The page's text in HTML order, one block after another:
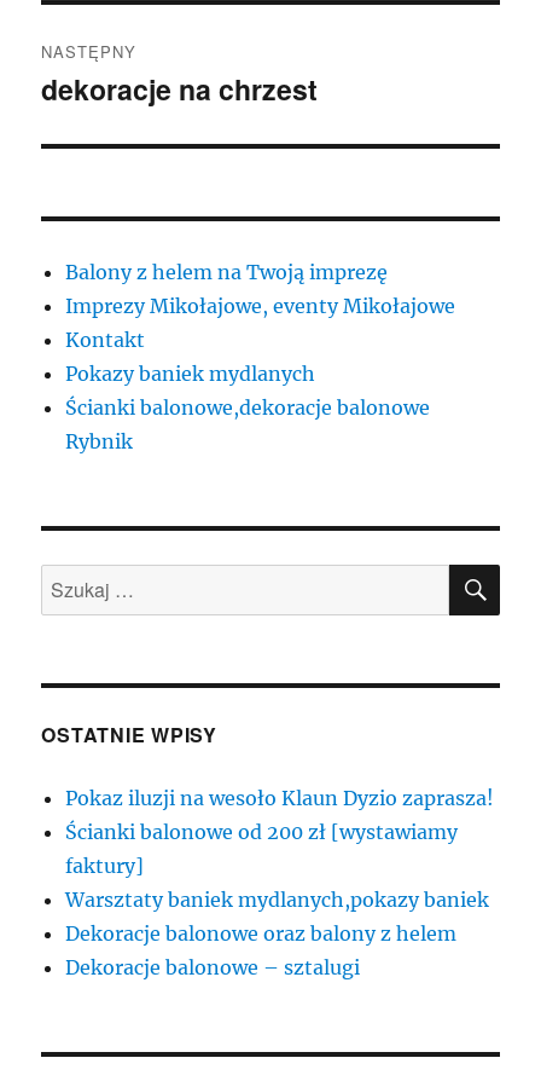
NASTĘPNY
Następny
dekoracje na chrzest
Balony z helem na Twoją imprezę
Imprezy Mikołajowe, eventy Mikołajowe
Kontakt
Pokazy baniek mydlanych
Ścianki balonowe,dekoracje balonowe
Rybnik
Szukaj:
OSTATNIE WPISY
Pokaz iluzji na wesoło Klaun Dyzio zaprasza!
Ścianki balonowe od 200 zł [wystawiamy
faktury]
Warsztaty baniek mydlanych,pokazy baniek
Dekoracje balonowe oraz balony z helem
Dekoracje balonowe – sztalugi